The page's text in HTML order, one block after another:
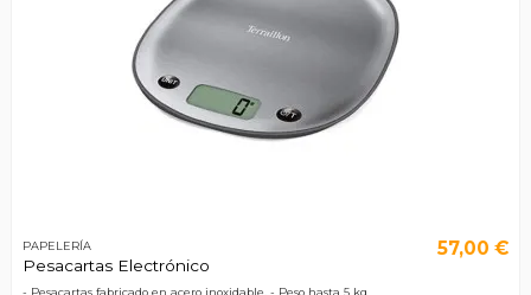
PAPELERÍA
Pesacartas Electrónico
57,00 €